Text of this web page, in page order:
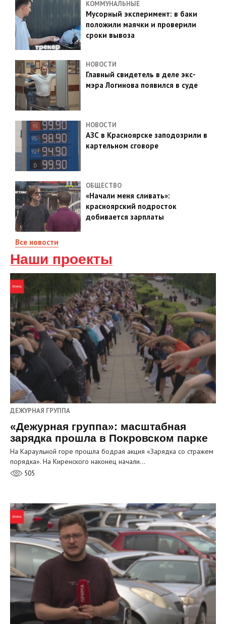
КОММУНАЛЬНЫЕ
Мусорный эксперимент: в баки
положили маячки и проверили
сроки вывоза
НОВОСТИ
Главный свидетель в деле экс-
мэра Логинова появился в суде
НОВОСТИ
АЗС в Красноярске заподозрили в
картельном сговоре
ОБЩЕСТВО
«Начали меня сливать»:
красноярский подросток
добивается зарплаты
Все новости
Наши проекты
ДЕЖУРНАЯ ГРУППА
«Дежурная группа»: масштабная
зарядка прошла в Покровском парке
На Караульной горе прошла бодрая акция «Зарядка со стражем
порядка». На Киренского наконец начали…
505